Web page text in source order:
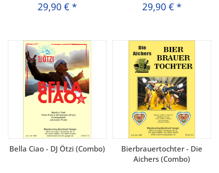
29,90 € * 29,90 € *
Bella Ciao - DJ Ötzi (Combo)
Bierbrauertochter - Die
Aichers (Combo)